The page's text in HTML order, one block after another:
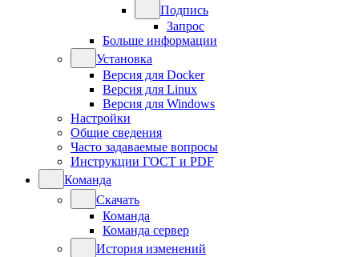
Подпись
Запрос
Больше информации
Установка
Версия для Docker
Версия для Linux
Версия для Windows
Настройки
Общие сведения
Часто задаваемые вопросы
Инструкции ГОСТ и PDF
Команда
Скачать
Команда
Команда сервер
История изменений